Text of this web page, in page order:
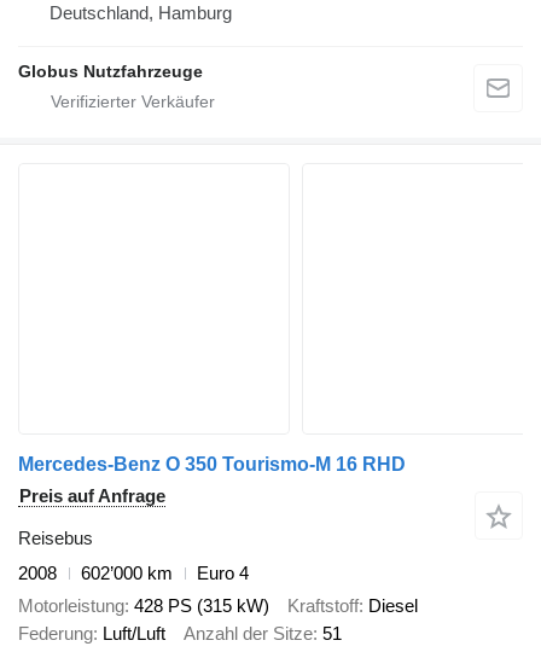
Deutschland, Hamburg
Globus Nutzfahrzeuge
Mercedes-Benz O 350 Tourismo-M 16 RHD
Preis auf Anfrage
Reisebus
2008
602’000 km
Euro 4
Motorleistung 428 PS (315 kW) Kraftstoff Diesel
Federung Luft/Luft Anzahl der Sitze 51